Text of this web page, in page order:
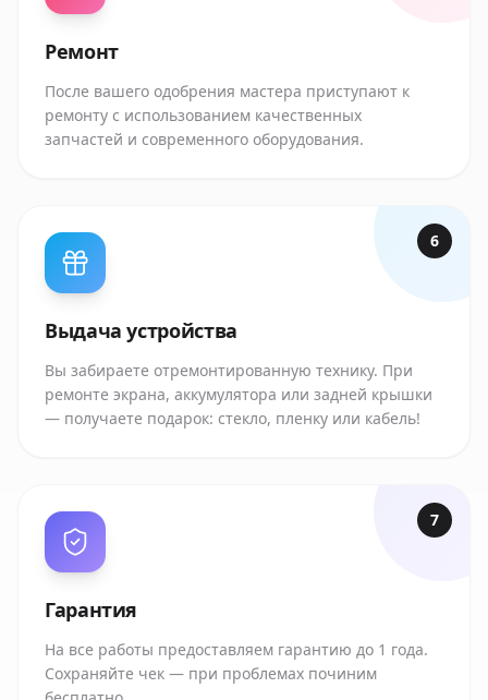
Ремонт
После вашего одобрения мастера приступают к
ремонту с использованием качественных
запчастей и современного оборудования.
6
Выдача устройства
Вы забираете отремонтированную технику. При
ремонте экрана, аккумулятора или задней крышки
— получаете подарок: стекло, пленку или кабель!
7
Гарантия
На все работы предоставляем гарантию до 1 года.
Сохраняйте чек — при проблемах починим